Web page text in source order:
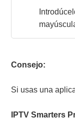
Consejo:
Si usas una
IPTV Smarters